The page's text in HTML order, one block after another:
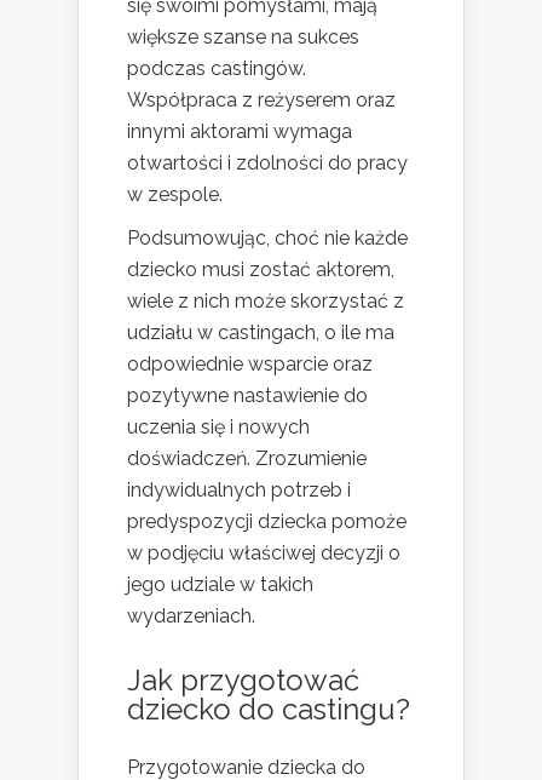
się swoimi pomysłami, mają
większe szanse na sukces
podczas castingów.
Współpraca z reżyserem oraz
innymi aktorami wymaga
otwartości i zdolności do pracy
w zespole.
Podsumowując, choć nie każde
dziecko musi zostać aktorem,
wiele z nich może skorzystać z
udziału w castingach, o ile ma
odpowiednie wsparcie oraz
pozytywne nastawienie do
uczenia się i nowych
doświadczeń. Zrozumienie
indywidualnych potrzeb i
predyspozycji dziecka pomoże
w podjęciu właściwej decyzji o
jego udziale w takich
wydarzeniach.
Jak przygotować
dziecko do castingu?
Przygotowanie dziecka do